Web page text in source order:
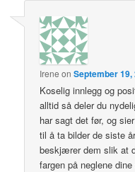
Irene onSeptember 19,
Koselig innlegg og
alltid så deler du
har sagt det før, og
til å ta bilder de siste
beskjærer dem slik at
fargen på neglene